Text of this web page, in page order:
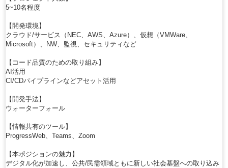
5~10名程度
【開発環境】
クラウド/サービス（NEC、AWS、Azure）、仮想（VMWare、
Microsoft）、NW、監視、セキュリティなど
【コード品質のための取り組み】
AI活用
CI/CDパイプラインなどアセット活用
【開発手法】
ウォーターフォール
【情報共有のツール】
ProgressWeb、Teams、Zoom
【本ポジションの魅力】
デジタル化が加速し、公共/民需領域ともに新しい社会基盤への取り込み